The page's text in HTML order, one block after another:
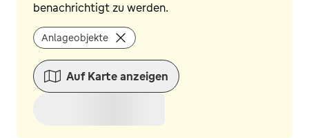
benachrichtigt zu werden.
Anlageobjekte
Auf Karte anzeigen